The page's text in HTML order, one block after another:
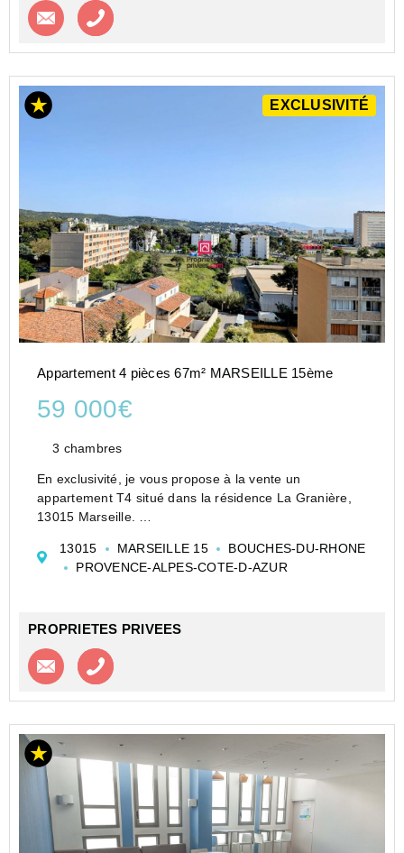
Contacter l'agence
EXCLUSIVITÉ
Appartement 4 pièces 67m² MARSEILLE 15ème
59 000€
3 chambres
En exclusivité, je vous propose à la vente un
appartement T4 situé dans la résidence La Granière,
13015 Marseille.
composé d'une entrée avec placard, d'un grand séjour
lumineux, de trois chambres lum...
13015 MARSEILLE 15
BOUCHES-DU-RHONE
PROVENCE-ALPES-COTE-D-AZUR
PROPRIETES PRIVEES
Contacter l'agence